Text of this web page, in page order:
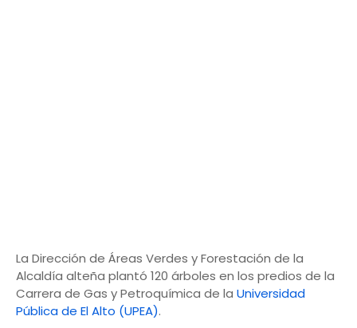
La Dirección de Áreas Verdes y Forestación de la
Alcaldía alteña plantó 120 árboles en los predios de la
Carrera de Gas y Petroquímica de la Universidad
Pública de El Alto (UPEA).